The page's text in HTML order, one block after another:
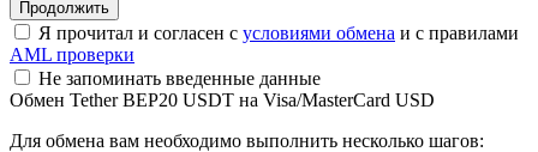
Я прочитал и согласен с условиями обмена и с правилами
AML проверки
Не запоминать введенные данные
Обмен Tether BEP20 USDT на Visa/MasterCard USD
Для обмена вам необходимо выполнить несколько шагов: